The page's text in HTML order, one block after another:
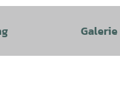
Galerie